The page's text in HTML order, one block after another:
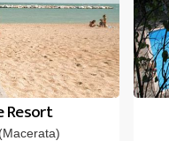
Resort